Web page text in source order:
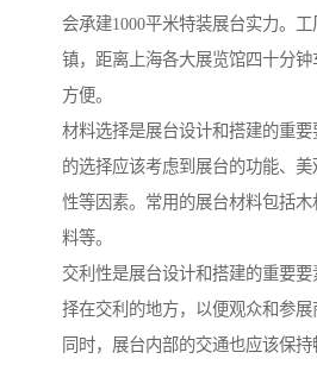
会承建1000平米特装展台实力。
镇，距离上海各大展览馆四十分
方便。
材料选择是展台设计和搭建的重
的选择应该考虑到展台的功能、
性等因素。常用的展台材料包括
料等。
交利性是展台设计和搭建的重要
择在交利的地方，以便观众和参展
同时，展台内部的交通也应该保